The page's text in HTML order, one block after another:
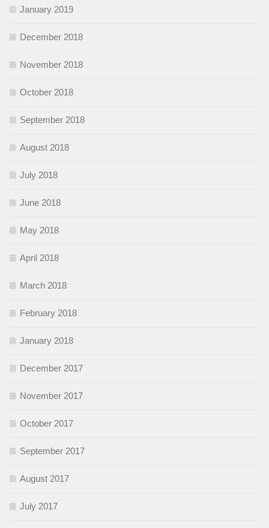
January 2019
December 2018
November 2018
October 2018
September 2018
August 2018
July 2018
June 2018
May 2018
April 2018
March 2018
February 2018
January 2018
December 2017
November 2017
October 2017
September 2017
August 2017
July 2017